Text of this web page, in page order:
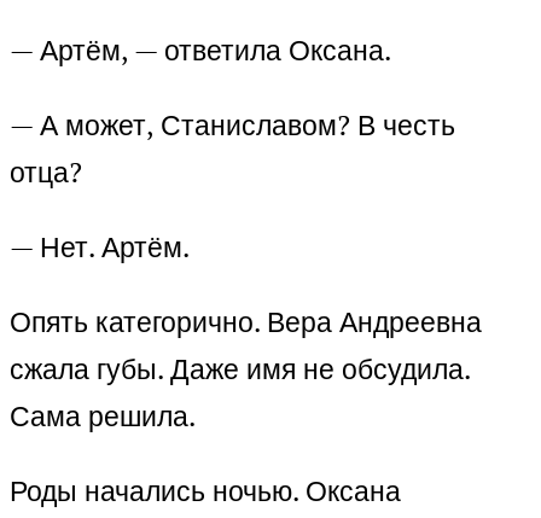
— Артём, — ответила Оксана.
— А может, Станиславом? В честь
отца?
— Нет. Артём.
Опять категорично. Вера Андреевна
сжала губы. Даже имя не обсудила.
Сама решила.
Роды начались ночью. Оксана